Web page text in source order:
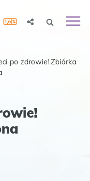
po zdrowie! Zbiórka